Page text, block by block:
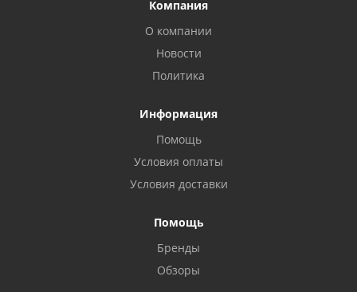
Компания
О компании
Новости
Политика
Информация
Помощь
Условия оплаты
Условия доставки
Помощь
Бренды
Обзоры